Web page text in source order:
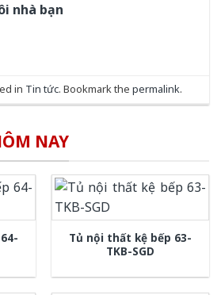
nhà bạn
in Tin tức. Bookmark the permalink.
NAY
Tủ nội thất kệ bếp 63-
TKB-SGD